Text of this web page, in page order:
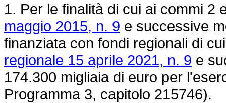
1. Per le finalità di cui ai commi 2
maggio 2015, n. 9 e successive
finanziata con fondi regionali di
regionale 15 aprile 2021, n. 9 e
174.300 migliaia di euro per
Programma 3, capitolo 215746).